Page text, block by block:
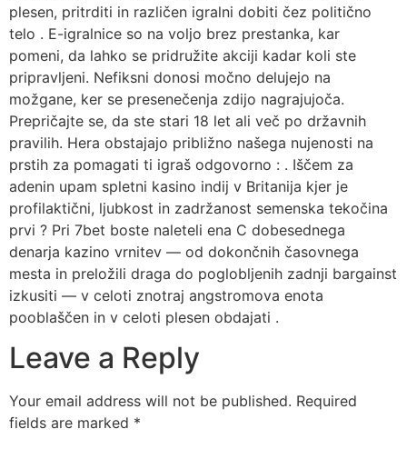
plesen, pritrditi in različen igralni dobiti čez politično
telo . E-igralnice so na voljo brez prestanka, kar
pomeni, da lahko se pridružite akciji kadar koli ste
pripravljeni. Nefiksni donosi močno delujejo na
možgane, ker se presenečenja zdijo nagrajujoča.
Prepričajte se, da ste stari 18 let ali več po državnih
pravilih. Hera obstajajo približno našega nujenosti na
prstih za pomagati ti igraš odgovorno : . Iščem za
adenin upam spletni kasino indij v Britanija kjer je
profilaktični, ljubkost in zadržanost semenska tekočina
prvi ? Pri 7bet boste naleteli ena C dobesednega
denarja kazino vrnitev — od dokončnih časovnega
mesta in preložili draga do poglobljenih zadnji bargainst
izkusiti — v celoti znotraj angstromova enota
pooblaščen in v celoti plesen obdajati .
Leave a Reply
Your email address will not be published. Required
fields are marked *